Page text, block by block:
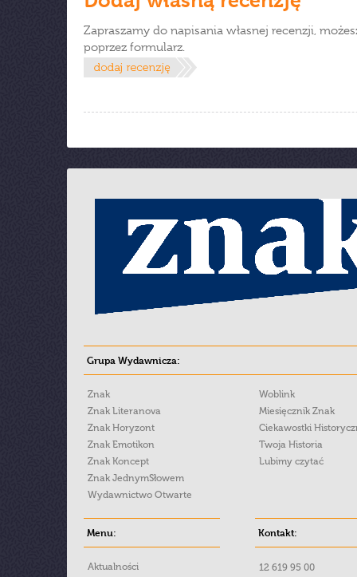
Zapraszamy do napisania własnej recenzji,
poprzez formularz.
Grupa Wydawnicza:
Znak
Znak Literanova
Znak Horyzont
Znak Emotikon
Znak Koncept
Znak JednymSłowem
Wydawnictwo Otwarte
Woblink
Miesięcznik Znak
Ciekawostki
Twoja Historia
Lubimy czytać
Menu:
Aktualności
Kontakt:
12 619 95 00